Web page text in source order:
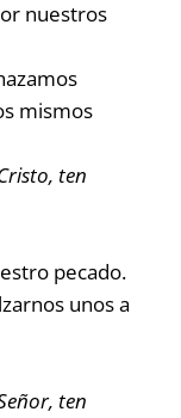
nuestros
mismos
ten
pecado.
unos a
ten